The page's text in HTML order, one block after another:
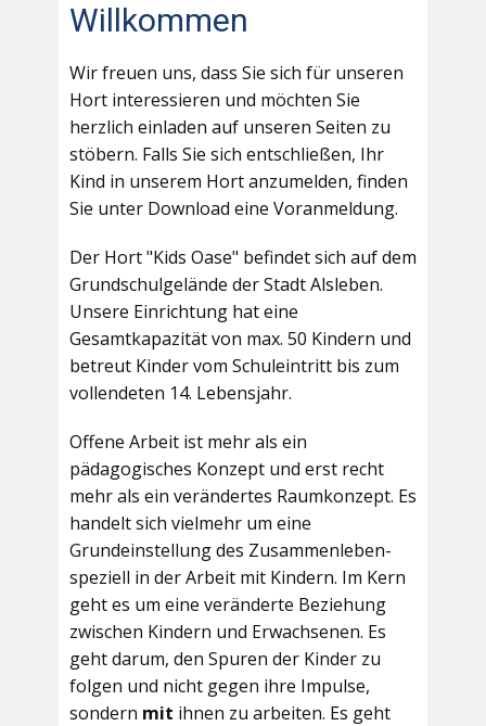
Willkommen
Wir freuen uns, dass Sie sich für unseren
Hort interessieren und möchten Sie
herzlich einladen auf unseren Seiten zu
stöbern. Falls Sie sich entschließen, Ihr
Kind in unserem Hort anzumelden, finden
Sie unter Download eine Voranmeldung.
Der Hort "Kids Oase" befindet sich auf dem
Grundschulgelände der Stadt Alsleben.
Unsere Einrichtung hat eine
Gesamtkapazität von max. 50 Kindern und
betreut Kinder vom Schuleintritt bis zum
vollendeten 14. Lebensjahr.
Offene Arbeit ist mehr als ein
pädagogisches Konzept und erst recht
mehr als ein verändertes Raumkonzept. Es
handelt sich vielmehr um eine
Grundeinstellung des Zusammenleben-
speziell in der Arbeit mit Kindern. Im Kern
geht es um eine veränderte Beziehung
zwischen Kindern und Erwachsenen. Es
geht darum, den Spuren der Kinder zu
folgen und nicht gegen ihre Impulse,
sondern mit ihnen zu arbeiten. Es geht